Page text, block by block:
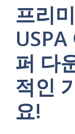
프리
퍼 다
적인
요!